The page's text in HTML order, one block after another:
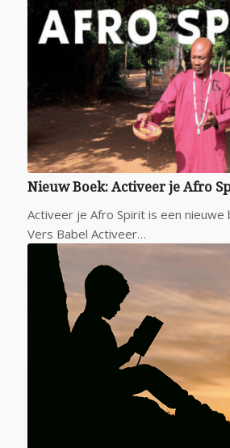
Nieuw Boek: Activeer je Afro
Activeer je Afro Spirit is een nieuwe
Vers Babel Activeer…